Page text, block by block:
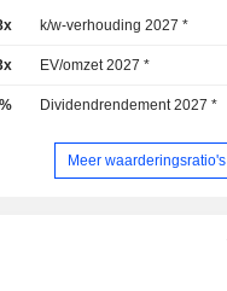
k/w-verhouding 2027 *
EV/omzet 2027 *
Dividendrendement 2027 *
Meer waarderingsratio's